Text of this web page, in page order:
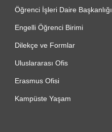
Öğrenci İşleri Daire Başkanlığı
Engelli Öğrenci Birimi
Dilekçe ve Formlar
Uluslararası Ofis
Erasmus Ofisi
Kampüste Yaşam